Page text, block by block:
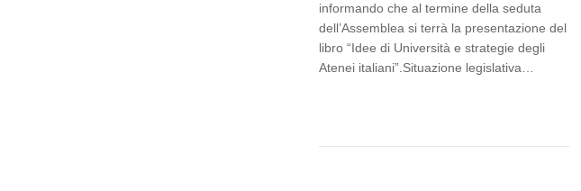
informando che al termine della seduta
dell’Assemblea si terrà la presentazione del
libro “Idee di Università e strategie degli
Atenei italiani”.Situazione legislativa…